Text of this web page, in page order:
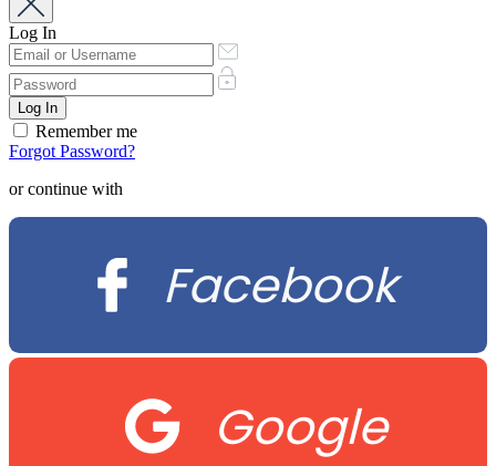
Log In
Remember me
Forgot Password?
or continue with
Facebook
Google